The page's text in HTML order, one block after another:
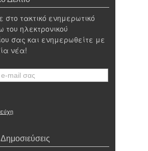
τακτικό ενημερωτικό
του ηλεκτρονικού
σας και ενημερωθείτε με
νέα!